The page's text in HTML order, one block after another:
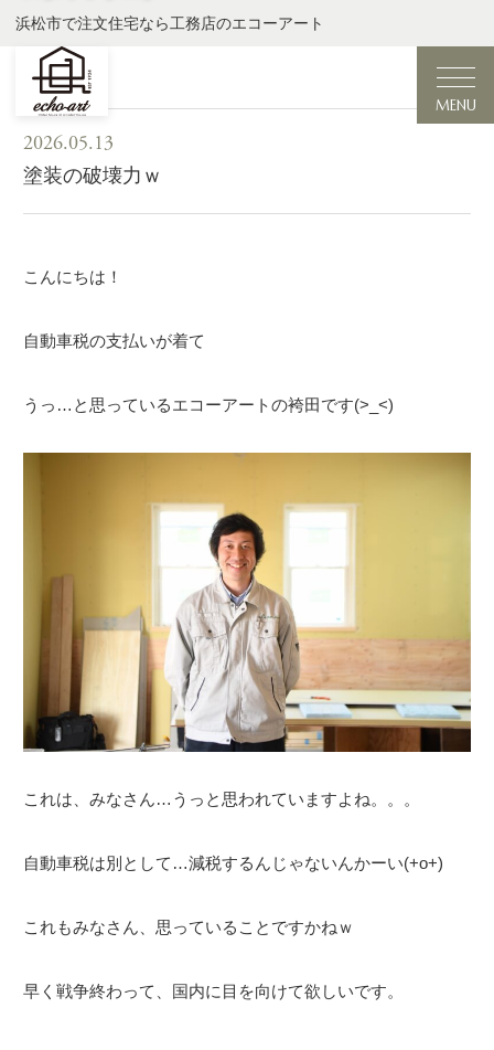
浜松市で注文住宅なら工務店のエコーアート
MENU
2026.05.13
塗装の破壊力ｗ
こんにちは！
自動車税の支払いが着て
うっ…と思っているエコーアートの袴田です(>_<)
これは、みなさん…うっと思われていますよね。。。
自動車税は別として…減税するんじゃないんかーい(+o+)
これもみなさん、思っていることですかねｗ
早く戦争終わって、国内に目を向けて欲しいです。